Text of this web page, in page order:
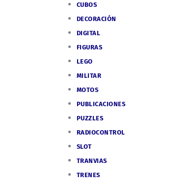
CUBOS
DECORACIÓN
DIGITAL
FIGURAS
LEGO
MILITAR
MOTOS
PUBLICACIONES
PUZZLES
RADIOCONTROL
SLOT
TRANVIAS
TRENES